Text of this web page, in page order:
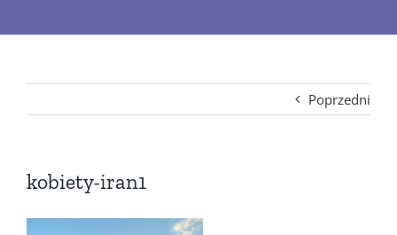
Poprzedni
kobiety-iran1